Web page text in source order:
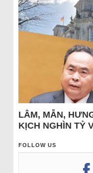
LÂM, MẪN,
KỊCH NGHÌN TỶ
FOLLOW US